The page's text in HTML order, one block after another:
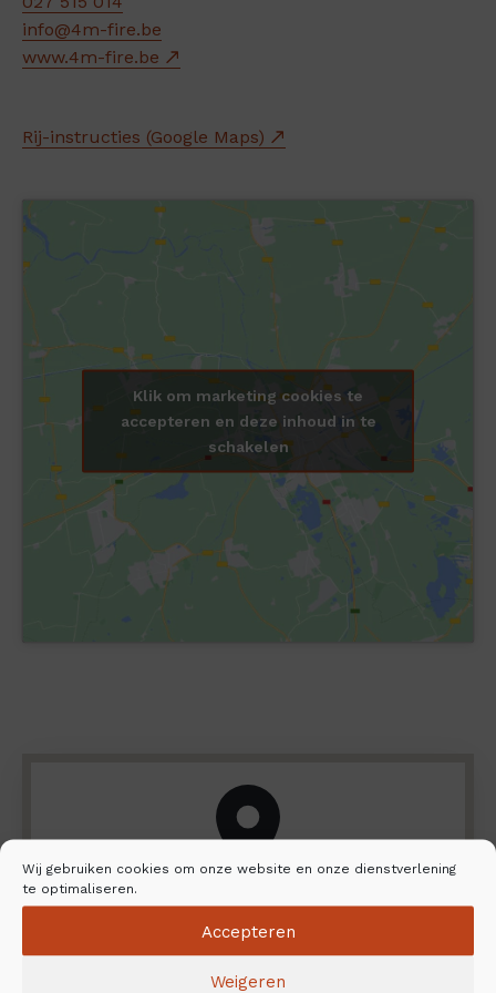
Wij gebruiken cookies om onze website en onze dienstverlening
te optimaliseren.
Accepteren
Weigeren
info@4m-fire.be
www.4m-fire.be
Rij-instructies (Google Maps)
Klik om marketing cookies te
accepteren en deze inhoud in te
schakelen
Vind uw dichtstbijzijnde dealer en
installatiedienst